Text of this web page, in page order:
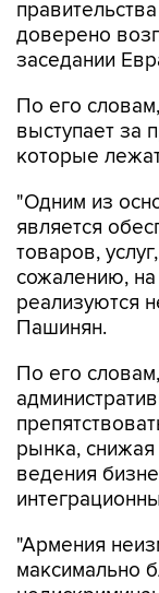
заседании
По его
которые
"Одним из
товаров,
сожалению, на
реализуются
Пашинян.
По его
рынка, снижая
ведения
"Армения
деятельности